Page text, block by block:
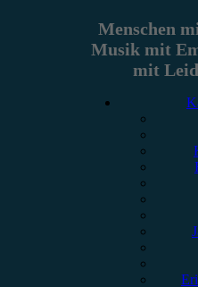
Menschen
Musik mit
mit